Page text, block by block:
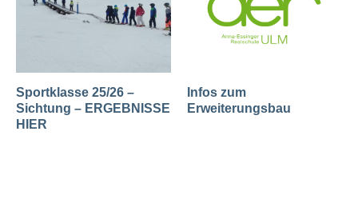
Sportklasse 25/26 –
Sichtung – ERGEBNISSE
HIER
Infos zum
Erweiterungsbau